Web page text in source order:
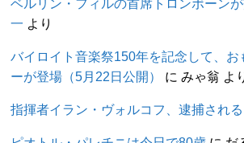
ベルリン・フィルの首席トロンボーン
一 より
バイロイト音楽祭150年を記念して、お
ーが登場（5月22日公開）
にみゃ翁 よ
指揮者イラン・ヴォルコフ、逮捕される